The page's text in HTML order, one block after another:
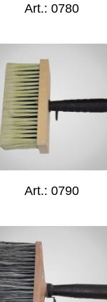
Art.: 0780
Art.: 0790